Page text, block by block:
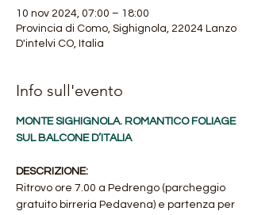
10 nov 2024, 07:00 – 18:00
Provincia di Como, Sighignola, 22024 Lanzo
D'intelvi CO, Italia
Info sull'evento
MONTE SIGHIGNOLA. ROMANTICO FOLIAGE
SUL BALCONE D’ITALIA
DESCRIZIONE:
Ritrovo ore 7.00 a Pedrengo (parcheggio
gratuito birreria Pedavena) e partenza per